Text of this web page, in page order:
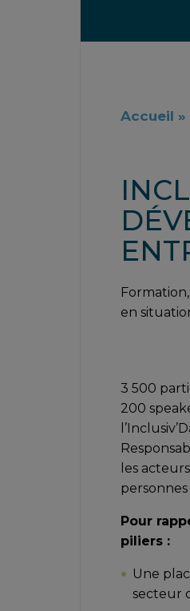
Accueil »
en
3 500
200
les
Pour
piliers :
Une
secteur